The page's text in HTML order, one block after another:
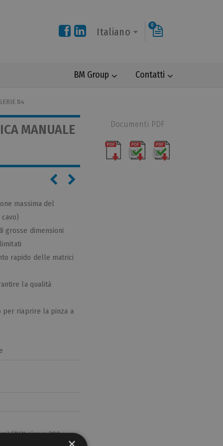
Italiano
0
Contatti
BM Group
84
MANUALE
massima del
grosse dimensioni
rapido delle matrici
la qualità
per riaprire la pinza a
(DIN sino a 300
Documenti PDF